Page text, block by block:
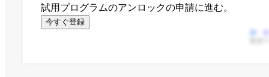
試用プログラムのアンロックの申請に進む。
今すぐ登録